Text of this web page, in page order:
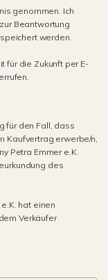
genommen. Ich
Beantwortung
werden.
für die Zukunft per E-
für den Fall, dass
Kaufvertrag erwerbe/n,
Petra Emmer e.K.
des
hat einen
Verkäufer